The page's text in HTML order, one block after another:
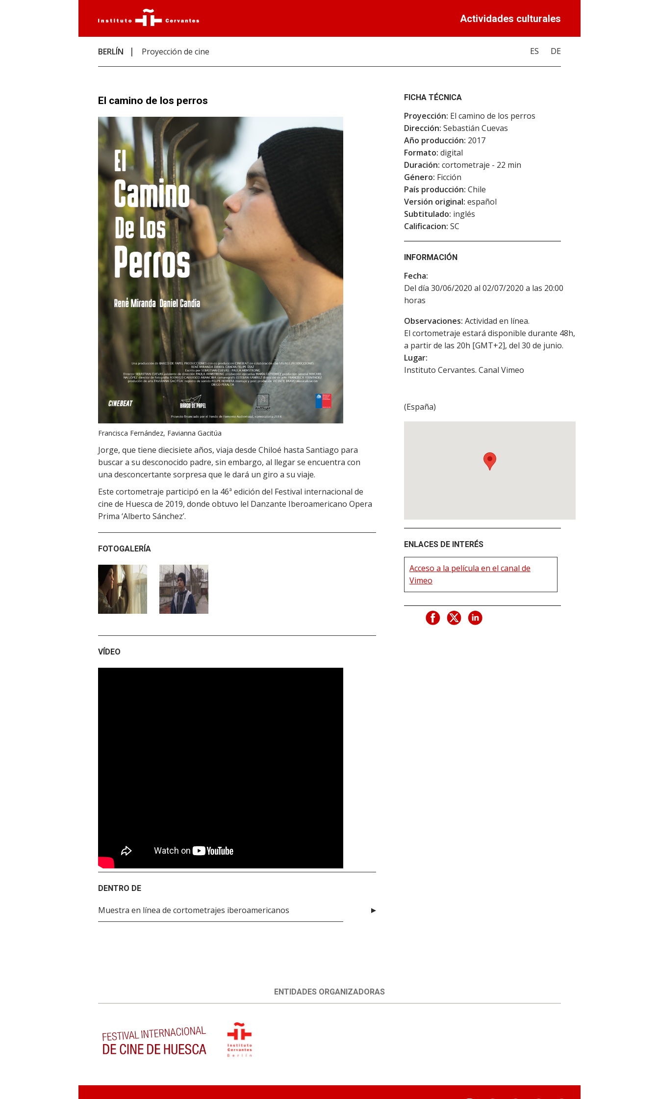
Actividades culturales
BERLÍN Proyección de cine ES DE
El camino de los perros
Francisca Fernández, Favianna Gacitúa
Jorge, que tiene diecisiete años, viaja desde Chiloé hasta Santiago para
buscar a su desconocido padre, sin embargo, al llegar se encuentra con
una desconcertante sorpresa que le dará un giro a su viaje.
Este cortometraje participó en la 46ª edición del Festival internacional de
cine de Huesca de 2019, donde obtuvo lel Danzante Iberoamericano Opera
Prima ‘Alberto Sánchez’.
FOTOGALERÍA
VÍDEO
DENTRO DE
Muestra en línea de cortometrajes iberoamericanos
FICHA TÉCNICA
Proyección: El camino de los perros
Dirección: Sebastián Cuevas
Año producción: 2017
Formato: digital
Duración: cortometraje - 22 min
Género: Ficción
País producción: Chile
Versión original: español
Subtitulado: inglés
Calificacion: SC
INFORMACIÓN
Fecha:
Del día 30/06/2020 al 02/07/2020 a las 20:00
horas
Observaciones: Actividad en línea.
El cortometraje estará disponible durante 48h,
a partir de las 20h [GMT+2], del 30 de junio.
Lugar:
Instituto Cervantes. Canal Vimeo
(España)
ENLACES DE INTERÉS
Acceso a la película en el canal de
Vimeo
ENTIDADES ORGANIZADORAS